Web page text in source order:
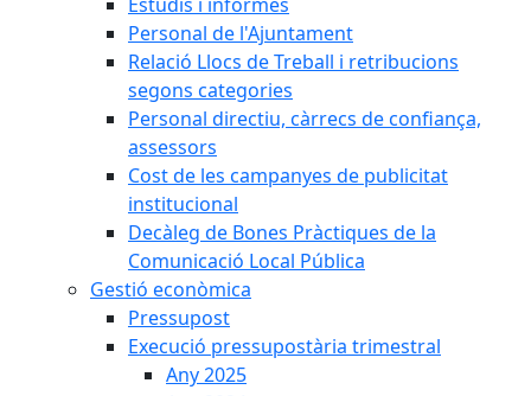
Personal de l'Ajuntament
Relació Llocs de Treball i retribucions
segons categories
Personal directiu, càrrecs de confiança,
assessors
Cost de les campanyes de publicitat
institucional
Decàleg de Bones Pràctiques de la
Comunicació Local Pública
Gestió econòmica
Pressupost
Execució pressupostària trimestral
Any 2025